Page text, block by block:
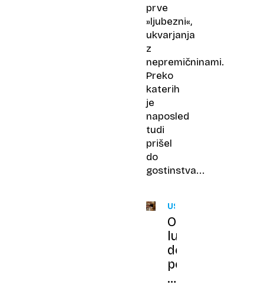
prve
»ljubezni«,
ukvarjanja
z
nepremičninami.
Preko
katerih
je
naposled
tudi
prišel
do
gostinstva...
USTVARJALNO
Od
luzerjev
do
porcelana
za